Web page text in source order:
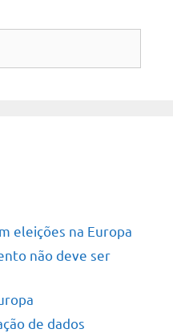
eleições na Europa
não deve ser
de dados